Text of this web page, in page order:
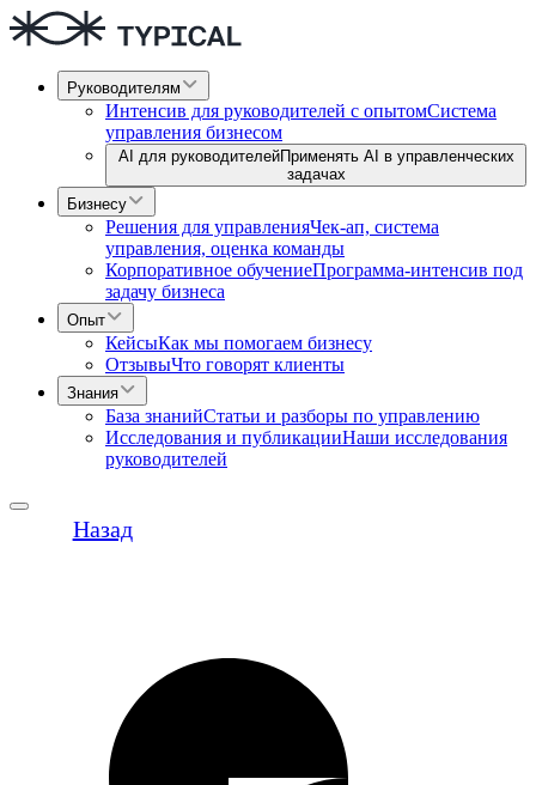
Руководителям
Интенсив для руководителей с опытомСистема
управления бизнесом
AI для руководителейПрименять AI в управленческих
задачах
Бизнесу
Решения для управленияЧек-ап, система
управления, оценка команды
Корпоративное обучениеПрограмма-интенсив под
задачу бизнеса
Опыт
КейсыКак мы помогаем бизнесу
ОтзывыЧто говорят клиенты
Знания
База знанийСтатьи и разборы по управлению
Исследования и публикацииНаши исследования
руководителей
Назад